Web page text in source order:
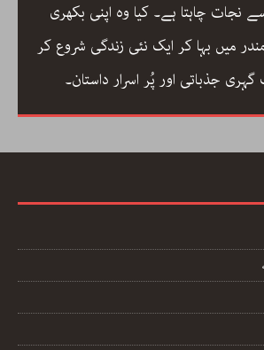
نجات چاہتا ہے۔ کیا وہ اپنی بکھری
میں بہا کر ایک نئی زندگی شروع کر